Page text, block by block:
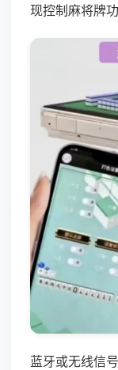
现控制麻将牌
蓝牙或无线信